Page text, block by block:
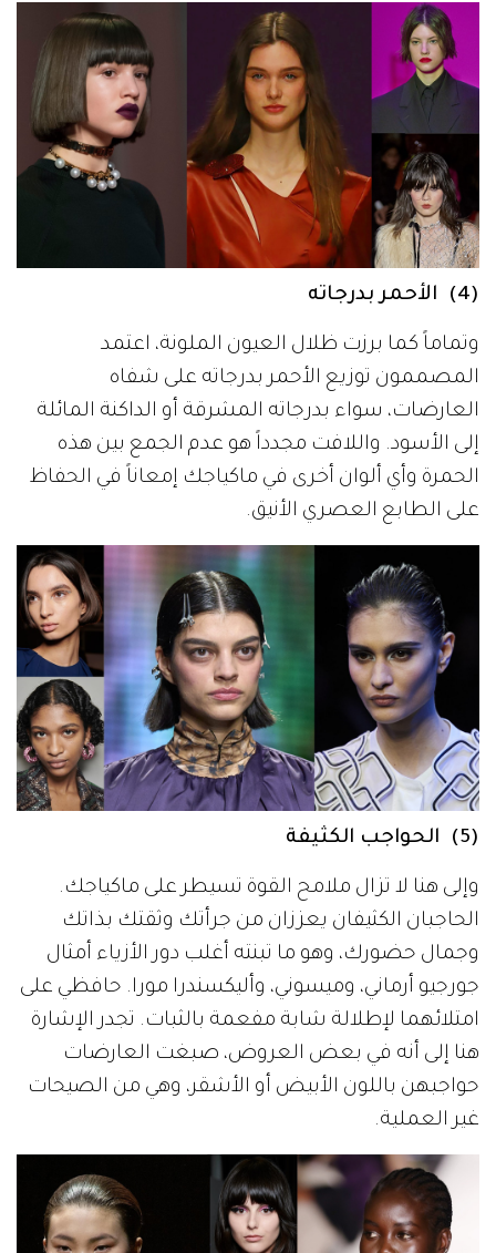
(4) الأحمر بدرجاته
وتماماً كما برزت ظلال العيون الملونة، اعتمد
المصممون توزيع الأحمر بدرجاته على شفاه
العارضات، سواء بدرجاته المشرقة أو الداكنة المائلة
إلى الأسود. واللافت مجدداً هو عدم الجمع بين هذه
الحمرة وأي ألوان أخرى في ماكياجك إمعاناً في الحفاظ
على الطابع العصري الأنيق.
(5) الحواجب الكثيفة
وإلى هنا لا تزال ملامح القوة تسيطر على ماكياجك.
الحاجبان الكثيفان يعززان من جرأتك وثقتك بذاتك
وجمال حضورك، وهو ما تبنته أغلب دور الأزياء أمثال
جورجيو أرماني، وميسوني، وأليكسندرا مورا. حافظي على
امتلائهما لإطلالة شابة مفعمة بالثبات. تجدر الإشارة
هنا إلى أنه في بعض العروض، صبغت العارضات
حواجبهن باللون الأبيض أو الأشقر، وهي من الصيحات
غير العملية.